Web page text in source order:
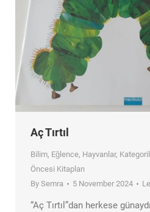
Aç Tırtıl
Bilim, Eğlence, Hayvanlar,
Öncesi Kitapları
By Semra 5 November 2024
“Aç Tırtıl”dan herkese